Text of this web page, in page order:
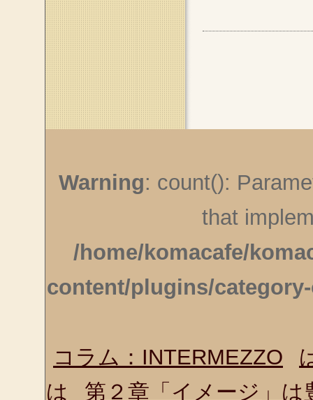
Warning: count():
that
/home/komacafe/
content/plugins/
コラム：INTERMEZZO
は
第２章「イメージ」